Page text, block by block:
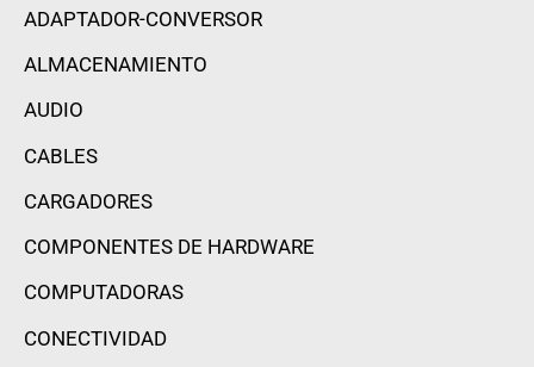
ADAPTADOR-CONVERSOR
ALMACENAMIENTO
AUDIO
CABLES
CARGADORES
COMPONENTES DE HARDWARE
COMPUTADORAS
CONECTIVIDAD